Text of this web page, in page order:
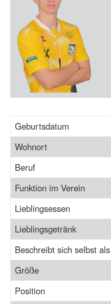
Geburtsdatum
Wohnort
Beruf
Funktion im Verein
Lieblingsessen
Lieblingsgetränk
Beschreibt sich selbst als
Größe
Position